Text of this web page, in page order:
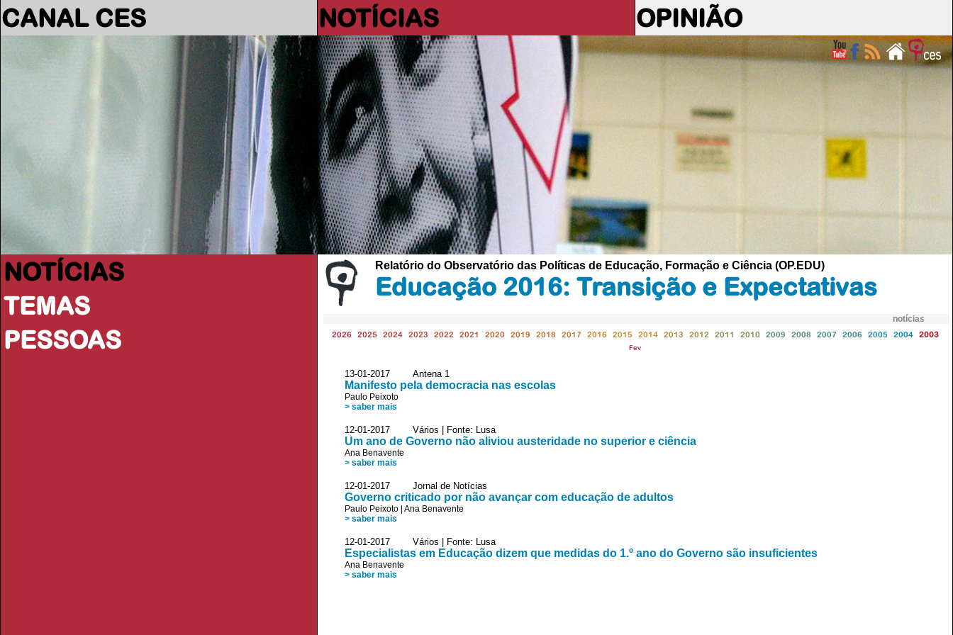
CANAL CES NOTÍCIAS OPINIÃO
NOTÍCIAS
TEMAS
PESSOAS
Relatório do Observatório das Políticas de Educação, Formação e Ciência (OP.EDU)
Educação 2016: Transição e Expectativas
notícias
2026 2025 2024 2023 2022 2021 2020 2019 2018 2017 2016 2015 2014 2013 2012 2011 2010 2009 2008 2007 2006 2005 2004 2003
Fev
13-01-2017 Antena 1
Manifesto pela democracia nas escolas
Paulo Peixoto
> saber mais
12-01-2017 Vários | Fonte: Lusa
Um ano de Governo não aliviou austeridade no superior e ciência
Ana Benavente
> saber mais
12-01-2017 Jornal de Notícias
Governo criticado por não avançar com educação de adultos
Paulo Peixoto Ana Benavente
> saber mais
12-01-2017 Vários | Fonte: Lusa
Especialistas em Educação dizem que medidas do 1.º ano do Governo são insuficientes
Ana Benavente
> saber mais